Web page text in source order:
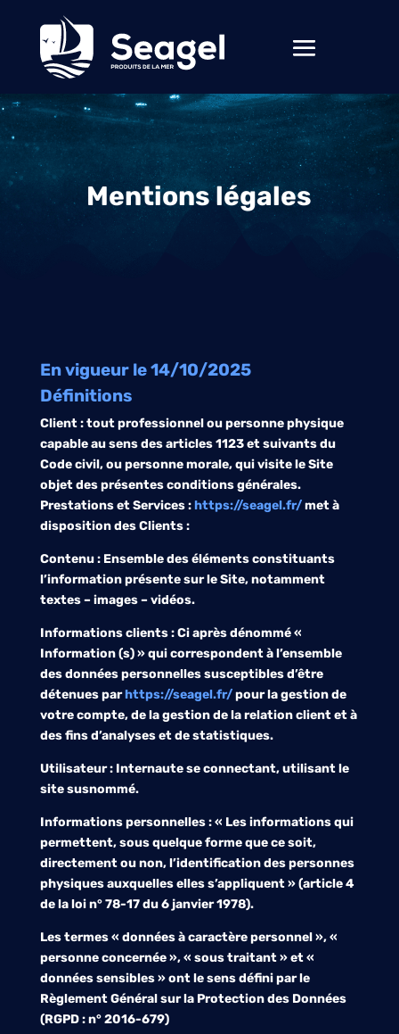
Mentions légales
En vigueur le 14/10/2025
Définitions
Client : tout professionnel ou personne physique
capable au sens des articles 1123 et suivants du
Code civil, ou personne morale, qui visite le Site
objet des présentes conditions générales.
Prestations et Services :https://seagel.fr/met à
disposition des Clients :
Contenu : Ensemble des éléments constituants
l’information présente sur le Site, notamment
textes – images – vidéos.
Informations clients : Ci après dénommé «
Information (s) » qui correspondent à l’ensemble
des données personnelles susceptibles d’être
détenues parhttps://seagel.fr/pour la gestion de
votre compte, de la gestion de la relation client et à
des fins d’analyses et de statistiques.
Utilisateur : Internaute se connectant, utilisant le
site susnommé.
Informations personnelles : « Les informations qui
permettent, sous quelque forme que ce soit,
directement ou non, l’identification des personnes
physiques auxquelles elles s’appliquent » (article 4
de la loi n° 78-17 du 6 janvier 1978).
Les termes « données à caractère personnel », «
personne concernée », « sous traitant » et «
données sensibles » ont le sens défini par le
Règlement Général sur la Protection des Données
(RGPD : n° 2016-679)